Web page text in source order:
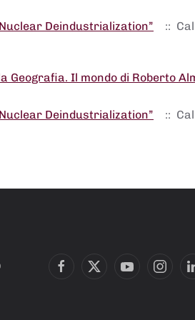
Deindustrialization”
::
Geografia. Il mondo di Roberto
Deindustrialization”
::